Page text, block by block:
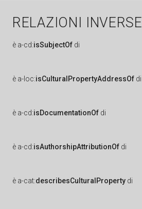
RELAZIONI INVERSE
è a-cd:isSubjectOf di
è a-loc:isCulturalPropertyAddressOf di
è a-cd:isDocumentationOf di
è a-cd:isAuthorshipAttributionOf di
è a-cat:describesCulturalProperty di